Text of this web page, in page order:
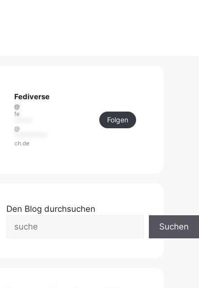
Fediverse
@
fe
@
ch.de
Folgen
Den Blog durchsuchen
Suchen